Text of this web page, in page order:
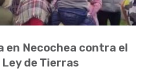
en Necochea contra el
de Tierras